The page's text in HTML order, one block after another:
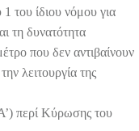
του ίδιου νόμου για
τη δυνατότητα
που δεν αντιβαίνουν
λειτουργία της
περί Κύρωσης του